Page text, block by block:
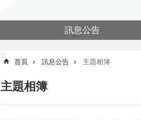
訊息公告
:::
首頁 訊息公告 主題相簿
主題相簿